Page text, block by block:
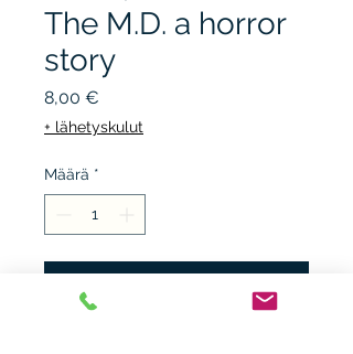
The M.D. a horror
story
8,00 €
+ lähetyskulut
Määrä *